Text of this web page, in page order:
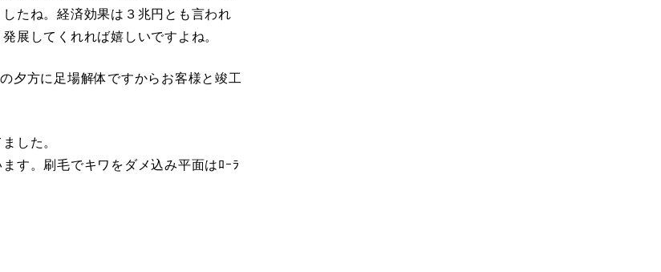
たね。経済効果は３兆円とも言われ
展してくれれば嬉しいですよね。
夕方に足場解体ですからお客様と竣工
した。
す。刷毛でキワをダメ込み平面はﾛｰﾗ